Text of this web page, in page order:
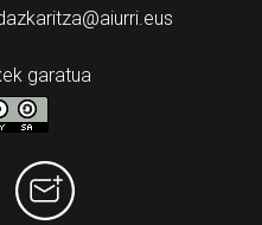
garatua